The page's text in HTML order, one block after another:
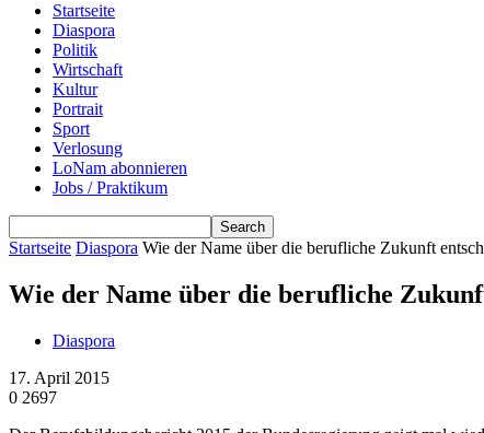
Startseite
Diaspora
Politik
Wirtschaft
Kultur
Portrait
Sport
Verlosung
LoNam abonnieren
Jobs / Praktikum
Startseite Diaspora Wie der Name über die berufliche Zukunft
Wie der Name über die berufliche
Diaspora
17. April 2015
0 2697